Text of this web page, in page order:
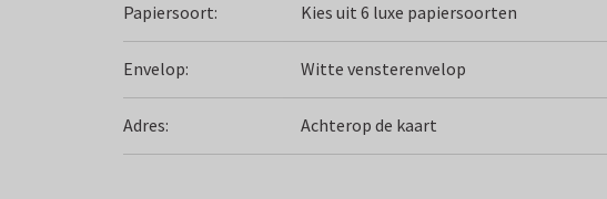
Papiersoort: Kies uit 6 luxe papiersoorten
Envelop: Witte vensterenvelop
Adres: Achterop de kaart